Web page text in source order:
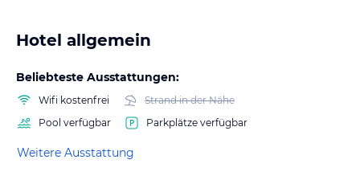
Hotel allgemein
Beliebteste Ausstattungen:
Wifi kostenfrei
Strand in der Nähe
Pool verfügbar
Parkplätze verfügbar
Weitere Ausstattung